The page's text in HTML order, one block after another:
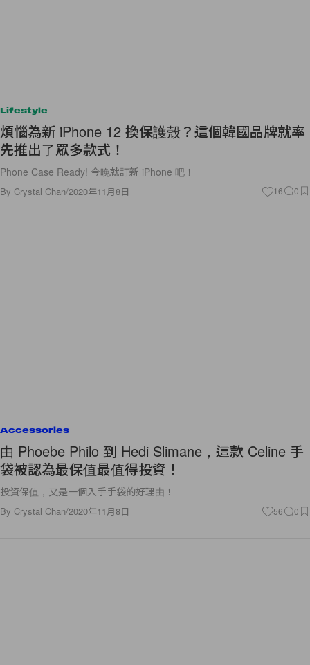
煩惱為新 iPhone 12 換保護殼？這個韓國品牌就率
先推出了眾多款式！
Phone Case Ready! 今晚就訂新 iPhone 吧！
ByCrystal Chan/2020年11月8日
由 Phoebe Philo 到 Hedi Slimane，這款 Celine 手
袋被認為最保值最值得投資！
投資保值，又是一個入手手袋的好理由！
ByCrystal Chan/2020年11月8日